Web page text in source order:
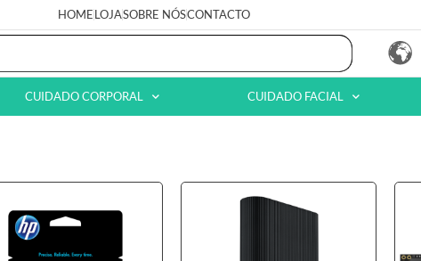
HOMELOJASOBRE NÓSCONTACTO
CUIDADO CORPORAL CUIDADO FACIAL